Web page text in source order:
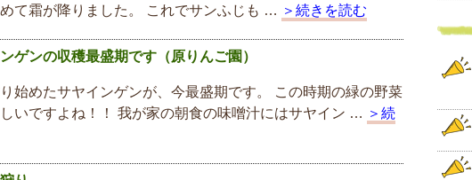
て霜が降りました。 これでサンふじも … ＞続きを読む
ゲンの収穫最盛期です（原りんご園）
始めたサヤインゲンが、今最盛期です。 この時期の緑の野菜
いですよね！！ 我が家の朝食の味噌汁にはサヤイン … ＞続